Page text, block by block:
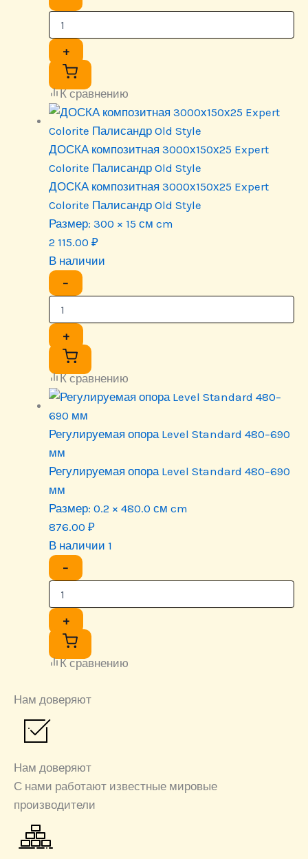
+
К сравнению
ДОСКА композитная 3000х150х25 Expert
Colorite Палисандр Old Style
ДОСКА композитная 3000х150х25 Expert
Colorite Палисандр Old Style
Размер: 300 × 15 см cm
2 115.00 ₽
В наличии
−
+
К сравнению
Регулируемая опора Level Standard 480–690
мм
Регулируемая опора Level Standard 480–690
мм
Размер: 0.2 × 480.0 см cm
876.00 ₽
В наличии 1
−
+
К сравнению
Нам доверяют
Нам доверяют
С нами работают известные мировые
производители